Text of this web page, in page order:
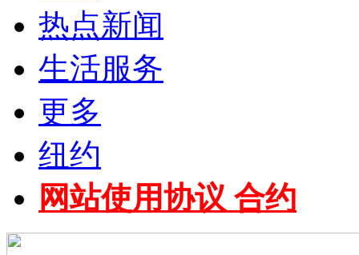
热点新闻
生活服务
更多
纽约
网站使用协议 合约